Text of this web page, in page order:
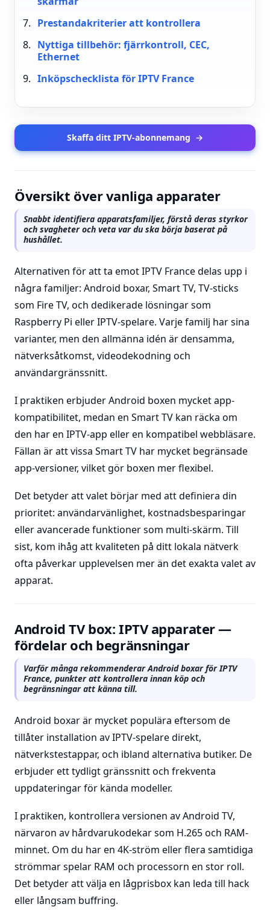
Prestandakriterier att kontrollera
Nyttiga tillbehör: fjärrkontroll, CEC,
Ethernet
Inköpschecklista för IPTV France
Skaffa ditt IPTV-abonnemang →
Översikt över vanliga apparater
Snabbt identifiera apparatsfamiljer, förstå deras styrkor
och svagheter och veta var du ska börja baserat på
hushållet.
Alternativen för att ta emot IPTV France delas upp i
några familjer: Android boxar, Smart TV, TV-sticks
som Fire TV, och dedikerade lösningar som
Raspberry Pi eller IPTV-spelare. Varje familj har sina
varianter, men den allmänna idén är densamma,
nätverksåtkomst, videodekodning och
användargränssnitt.
I praktiken erbjuder Android boxen mycket app-
kompatibilitet, medan en Smart TV kan räcka om
den har en IPTV-app eller en kompatibel webbläsare.
Fällan är att vissa Smart TV har mycket begränsade
app-versioner, vilket gör boxen mer flexibel.
Det betyder att valet börjar med att definiera din
prioritet: användarvänlighet, kostnadsbesparingar
eller avancerade funktioner som multi-skärm. Till
sist, kom ihåg att kvaliteten på ditt lokala nätverk
ofta påverkar upplevelsen mer än det exakta valet av
apparat.
Android TV box: IPTV apparater —
fördelar och begränsningar
Varför många rekommenderar Android boxar för IPTV
France, punkter att kontrollera innan köp och
begränsningar att känna till.
Android boxar är mycket populära eftersom de
tillåter installation av IPTV-spelare direkt,
nätverkstestappar, och ibland alternativa butiker. De
erbjuder ett tydligt gränssnitt och frekventa
uppdateringar för kända modeller.
I praktiken, kontrollera versionen av Android TV,
närvaron av hårdvarukodekar som H.265 och RAM-
minnet. Om du har en 4K-ström eller flera samtidiga
strömmar spelar RAM och processorn en stor roll.
Det betyder att välja en lågprisbox kan leda till hack
eller långsam buffring.